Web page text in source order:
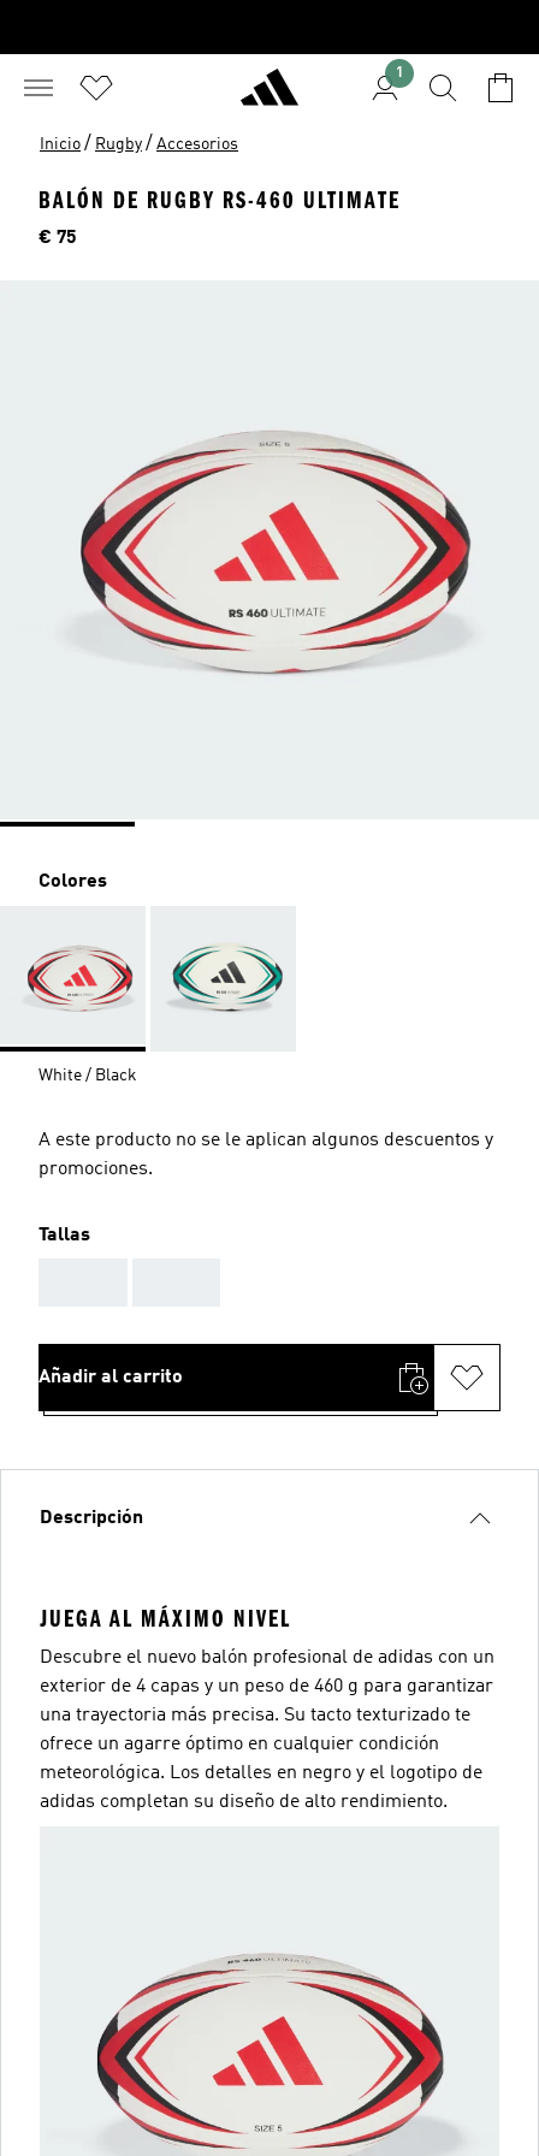
1
Inicio / Rugby / Accesorios
BALÓN DE RUGBY RS-460 ULTIMATE
Precio
€ 75
Colores
White / Black
A este producto no se le aplican algunos descuentos y
promociones.
Tallas
Añadir al carrito
Descripción
JUEGA AL MÁXIMO NIVEL
Descubre el nuevo balón profesional de adidas con un
exterior de 4 capas y un peso de 460 g para garantizar
una trayectoria más precisa. Su tacto texturizado te
ofrece un agarre óptimo en cualquier condición
meteorológica. Los detalles en negro y el logotipo de
adidas completan su diseño de alto rendimiento.